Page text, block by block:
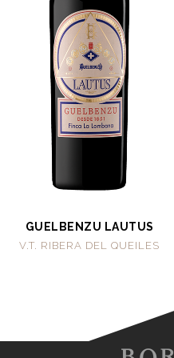
GUELBENZU LAUTUS
V.T. RIBERA DEL QUEILES